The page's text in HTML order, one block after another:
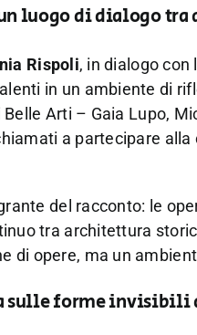
luogo di dialogo tra
Rispoli, in dialogo con
in un ambiente di
Arti – Gaia Lupo,
a partecipare
del racconto: le
tra architettura
di opere, ma un
sulle forme invisibili